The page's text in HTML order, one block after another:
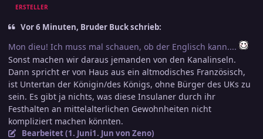
ERSTELLER
Vor 6 Minuten, Bruder Buck schrieb:
Mon dieu! Ich muss mal schauen, ob der Englisch kann....
Sonst machen wir daraus jemanden von den Kanalinseln.
Dann spricht er von Haus aus ein altmodisches Französisch,
ist Untertan der Königin/des Königs, ohne Bürger des UKs zu
sein. Es gibt ja nichts, was diese Insulaner durch ihr
Festhalten an mittelalterlichen Gewohnheiten nicht
kompliziert machen könnten.
Bearbeitet (1. Juni1. Jun von Zeno)